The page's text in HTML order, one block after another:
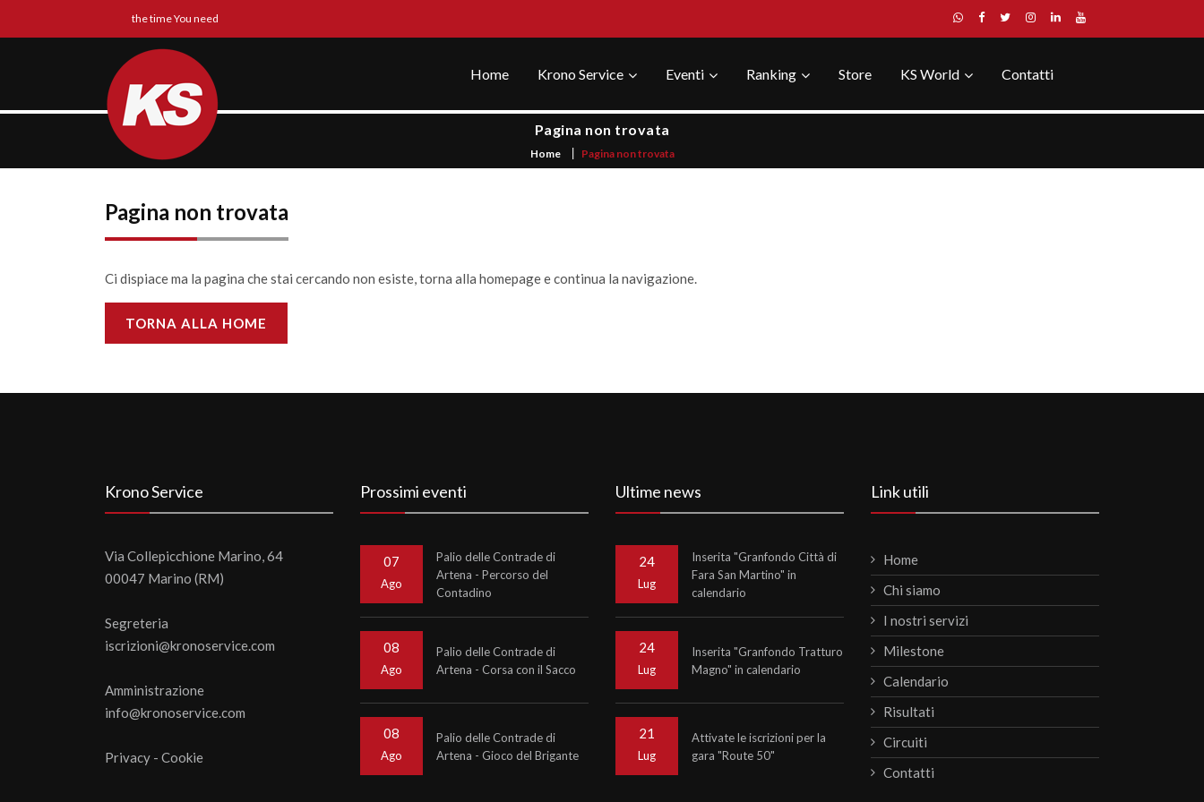
the time You need
Home Krono Service Eventi Ranking Store KS World Contatti
Pagina non trovata
Home Pagina non trovata
Pagina non trovata
Ci dispiace ma la pagina che stai cercando non esiste, torna alla homepage e continua la navigazione.
TORNA ALLA HOME
Krono Service
Via Collepicchione Marino, 64
00047 Marino (RM)
Segreteria
iscrizioni@kronoservice.com
Amministrazione
info@kronoservice.com
Privacy - Cookie
Prossimi eventi
07
Ago
Palio delle Contrade di
Artena - Percorso del
Contadino
08
Ago
Palio delle Contrade di
Artena - Corsa con il Sacco
08
Ago
Palio delle Contrade di
Artena - Gioco del Brigante
Ultime news
24
Lug
Inserita "Granfondo Città di
Fara San Martino" in
calendario
24
Lug
Inserita "Granfondo Tratturo
Magno" in calendario
21
Lug
Attivate le iscrizioni per la
gara "Route 50"
Link utili
Home
Chi siamo
I nostri servizi
Milestone
Calendario
Risultati
Circuiti
Contatti